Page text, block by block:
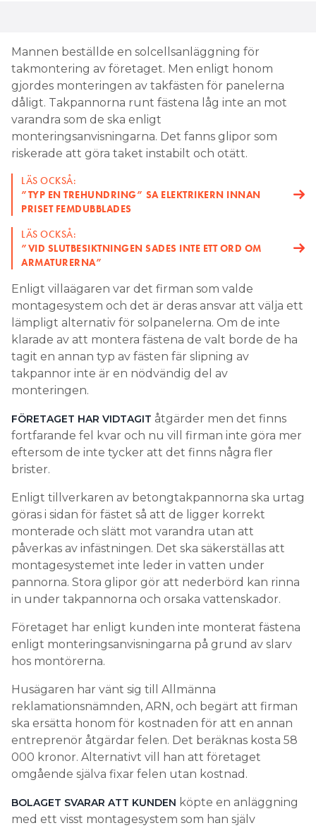
Mannen beställde en solcellsanläggning för
takmontering av företaget. Men enligt honom
gjordes monteringen av takfästen för panelerna
dåligt. Takpannorna runt fästena låg inte an mot
varandra som de ska enligt
monteringsanvisningarna. Det fanns glipor som
riskerade att göra taket instabilt och otätt.
LÄS OCKSÅ:
”TYP EN TREHUNDRING” SA ELEKTRIKERN INNAN
PRISET FEMDUBBLADES
LÄS OCKSÅ:
”VID SLUTBESIKTNINGEN SADES INTE ETT ORD OM
ARMATURERNA”
Enligt villaägaren var det firman som valde
montagesystem och det är deras ansvar att välja ett
lämpligt alternativ för solpanelerna. Om de inte
klarade av att montera fästena de valt borde de ha
tagit en annan typ av fästen fär slipning av
takpannor inte är en nödvändig del av
monteringen.
FÖRETAGET HAR VIDTAGIT åtgärder men det finns
fortfarande fel kvar och nu vill firman inte göra mer
eftersom de inte tycker att det finns några fler
brister.
Enligt tillverkaren av betongtakpannorna ska urtag
göras i sidan för fästet så att de ligger korrekt
monterade och slätt mot varandra utan att
påverkas av infästningen. Det ska säkerställas att
montagesystemet inte leder in vatten under
pannorna. Stora glipor gör att nederbörd kan rinna
in under takpannorna och orsaka vattenskador.
Företaget har enligt kunden inte monterat fästena
enligt monteringsanvisningarna på grund av slarv
hos montörerna.
Husägaren har vänt sig till Allmänna
reklamationsnämnden, ARN, och begärt att firman
ska ersätta honom för kostnaden för att en annan
entreprenör åtgärdar felen. Det beräknas kosta 58
000 kronor. Alternativt vill han att företaget
omgående själva fixar felen utan kostnad.
BOLAGET SVARAR ATT KUNDEN köpte en anläggning
med ett visst montagesystem som han själv